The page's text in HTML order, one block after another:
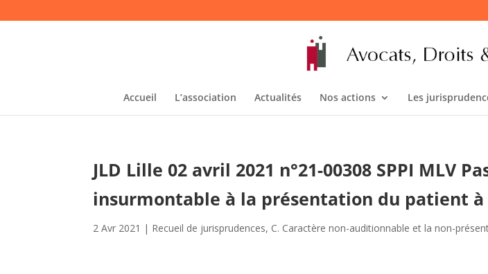
Accueil L’association Actualités Nos actions Les
JLD Lille 02 avril 2021 n°21-00308 SPPI MLV
insurmontable à la présentation du patient à
2 Avr 2021 | Recueil de jurisprudences, C. Caractère non-auditionnable et la non-